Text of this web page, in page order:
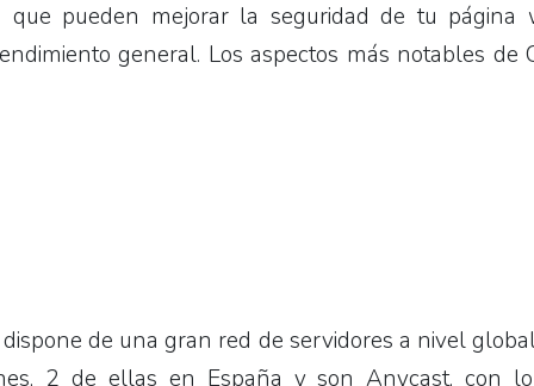
que pueden mejorar la seguridad de tu página
general. Los aspectos más notables de
de una gran red de servidores a nivel
2 de ellas en España y son Anycast, con